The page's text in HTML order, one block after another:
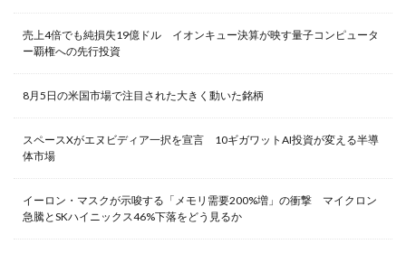
売上4倍でも純損失19億ドル イオンキュー決算が映す量子コンピュータ
ー覇権への先行投資
8月5日の米国市場で注目された大きく動いた銘柄
スペースXがエヌビディア一択を宣言 10ギガワットAI投資が変える半導
体市場
イーロン・マスクが示唆する「メモリ需要200%増」の衝撃 マイクロン
急騰とSKハイニックス46%下落をどう見るか